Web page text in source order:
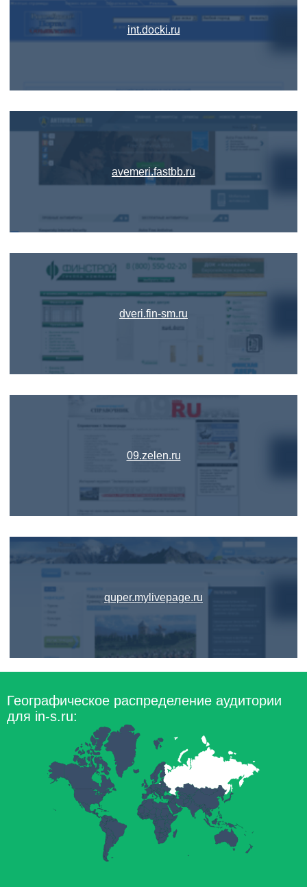
int.docki.ru
avemeri.fastbb.ru
dveri.fin-sm.ru
09.zelen.ru
quper.mylivepage.ru
Географическое распределение аудитории
для in-s.ru: